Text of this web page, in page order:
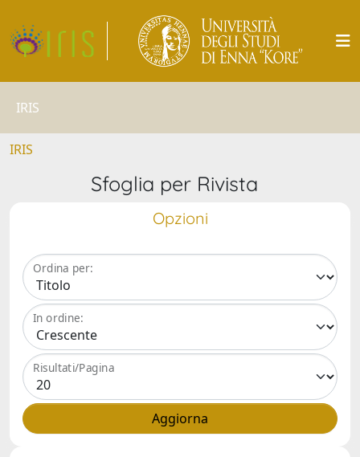
IRIS
IRIS
Sfoglia per Rivista
Opzioni
Ordina per:
In ordine:
Risultati/Pagina